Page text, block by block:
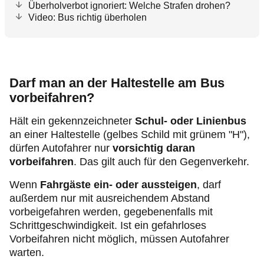
Überholverbot ignoriert: Welche Strafen drohen?
Video: Bus richtig überholen
Darf man an der Haltestelle am Bus
vorbeifahren?
Hält ein gekennzeichneter Schul- oder Linienbus
an einer Haltestelle (gelbes Schild mit grünem "H"),
dürfen Autofahrer nur vorsichtig daran
vorbeifahren. Das gilt auch für den Gegenverkehr.
Wenn Fahrgäste ein- oder aussteigen, darf
außerdem nur mit ausreichendem Abstand
vorbeigefahren werden, gegebenenfalls mit
Schrittgeschwindigkeit. Ist ein gefahrloses
Vorbeifahren nicht möglich, müssen Autofahrer
warten.